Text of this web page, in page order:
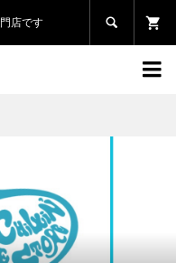
店です 
